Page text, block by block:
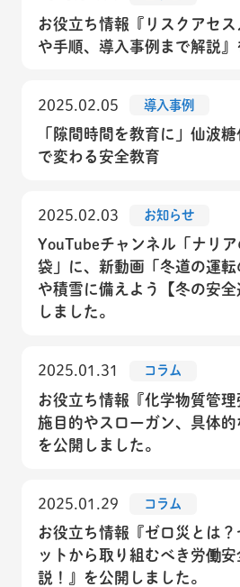
お役立ち情報『リスクアセ
や手順、導入事例まで解説』
2025.02.05 導入事例
「隙間時間を教育に」仙波
で変わる安全教育
2025.02.03 お知らせ
YouTubeチャンネル「ナリ
袋」に、新動画「冬道の運
や積雪に備えよう【冬の安
しました。
2025.01.31 コラム
お役立ち情報『化学物質管
施目的やスローガン、具体的
を公開しました。
2025.01.29 コラム
お役立ち情報『ゼロ災とは？
ットから取り組むべき労働
説！』を公開しました。